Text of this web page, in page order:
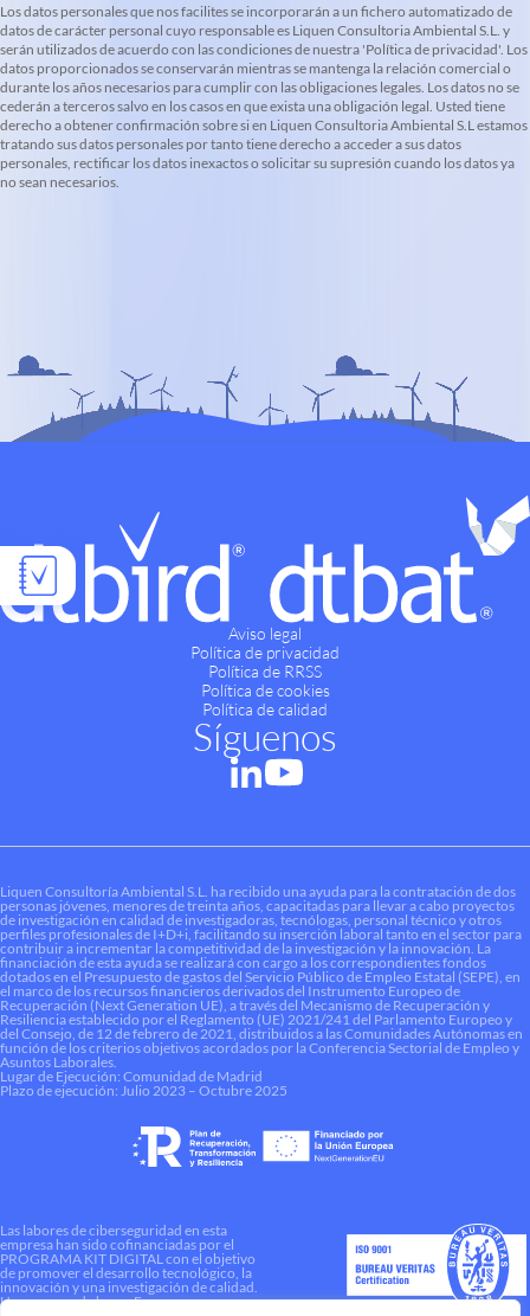
Los datos personales que nos facilites se incorporarán a un fichero automatizado de
datos de carácter personal cuyo responsable es Liquen Consultoria Ambiental S.L. y
serán utilizados de acuerdo con las condiciones de nuestra 'Política de privacidad'. Los
datos proporcionados se conservarán mientras se mantenga la relación comercial o
durante los años necesarios para cumplir con las obligaciones legales. Los datos no se
cederán a terceros salvo en los casos en que exista una obligación legal. Usted tiene
derecho a obtener confirmación sobre si en Liquen Consultoria Ambiental S.L estamos
tratando sus datos personales por tanto tiene derecho a acceder a sus datos
personales, rectificar los datos inexactos o solicitar su supresión cuando los datos ya
no sean necesarios.
Aviso legal
Política de privacidad
Política de RRSS
Política de cookies
Política de calidad
Síguenos
Liquen Consultoría Ambiental S.L. ha recibido una ayuda para la contratación de dos
personas jóvenes, menores de treinta años, capacitadas para llevar a cabo proyectos
de investigación en calidad de investigadoras, tecnólogas, personal técnico y otros
perfiles profesionales de I+D+i, facilitando su inserción laboral tanto en el sector para
contribuir a incrementar la competitividad de la investigación y la innovación. La
financiación de esta ayuda se realizará con cargo a los correspondientes fondos
dotados en el Presupuesto de gastos del Servicio Público de Empleo Estatal (SEPE), en
el marco de los recursos financieros derivados del Instrumento Europeo de
Recuperación (Next Generation UE), a través del Mecanismo de Recuperación y
Resiliencia establecido por el Reglamento (UE) 2021/241 del Parlamento Europeo y
del Consejo, de 12 de febrero de 2021, distribuidos a las Comunidades Autónomas en
función de los criterios objetivos acordados por la Conferencia Sectorial de Empleo y
Asuntos Laborales.
Lugar de Ejecución: Comunidad de Madrid
Plazo de ejecución: Julio 2023 – Octubre 2025
Las labores de ciberseguridad en esta
empresa han sido cofinanciadas por el
PROGRAMA KIT DIGITAL con el objetivo
de promover el desarrollo tecnológico, la
innovación y una investigación de calidad.
Una manera de hacer Europa